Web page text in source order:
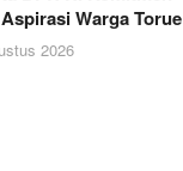
Warga Torue
2026